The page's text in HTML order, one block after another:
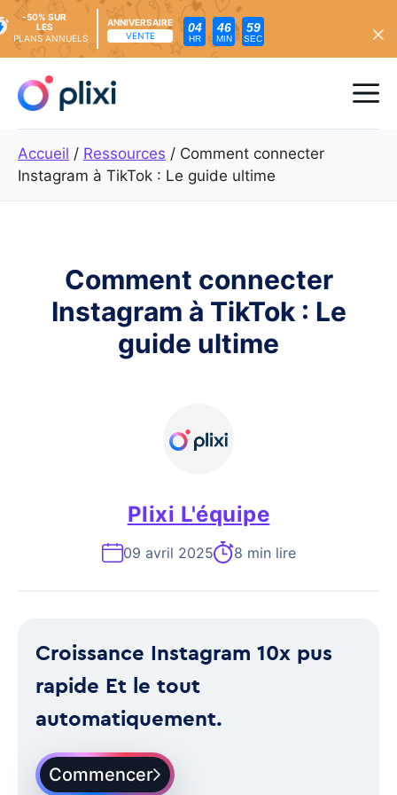
content
-50% SUR
LES
PLANS ANNUELS
ANNIVERSAIRE
VENTE
04
HR
46
MIN
57
SEC
Accueil / Ressources / Comment connecter
Instagram à TikTok : Le guide ultime
Comment connecter
Instagram à TikTok : Le
guide ultime
Plixi L'équipe
09 avril 2025 8 min lire
Croissance Instagram 10x pus
rapide Et le tout
automatiquement.
Commencer